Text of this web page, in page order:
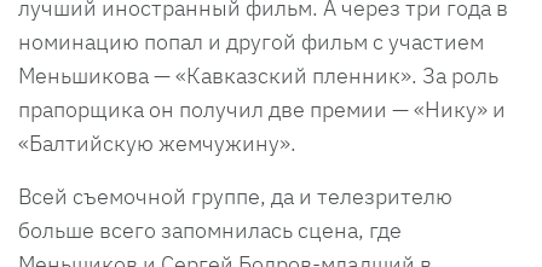
лучший иностранный фильм. А через три года в
номинацию попал и другой фильм с участием
Меньшикова — «Кавказский пленник». За роль
прапорщика он получил две премии — «Нику» и
«Балтийскую жемчужину».
Всей съемочной группе, да и телезрителю
больше всего запомнилась сцена, где